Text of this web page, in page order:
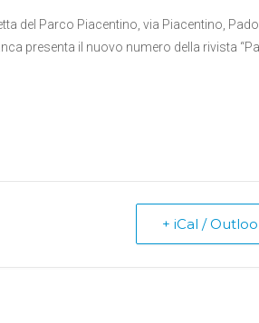
del Parco Piacentino, via Piacentino,
presenta il nuovo numero della rivista
+ iCal /